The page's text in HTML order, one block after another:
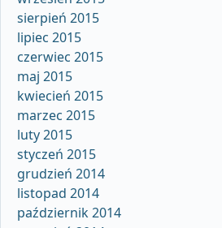
sierpień 2015
lipiec 2015
czerwiec 2015
maj 2015
kwiecień 2015
marzec 2015
luty 2015
styczeń 2015
grudzień 2014
listopad 2014
październik 2014